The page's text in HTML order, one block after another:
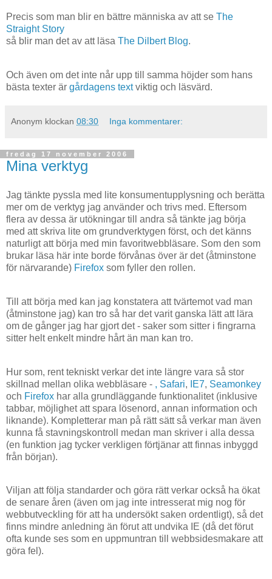
Precis som man blir en bättre människa av att se The
Straight Story
så blir man det av att läsa The Dilbert Blog.
Och även om det inte når upp till samma höjder som hans
bästa texter är gårdagens textviktig och läsvärd.
Anonym klockan 08:30 Inga kommentarer:
fredag 17 november 2006
Mina verktyg
Jag tänkte pyssla med lite konsumentupplysning och berätta
mer om de verktyg jag använder och trivs med. Eftersom
flera av dessa är utökningar till andra så tänkte jag börja
med att skriva lite om grundverktygen först, och det känns
naturligt att börja med min favoritwebbläsare. Som den som
brukar läsa här inte borde förvånas över är det (åtminstone
för närvarande) Firefox som fyller den rollen.
Till att börja med kan jag konstatera att tvärtemot vad man
(åtminstone jag) kan tro så har det varit ganska lätt att lära
om de gånger jag har gjort det - saker som sitter i fingrarna
sitter helt enkelt mindre hårt än man kan tro.
Hur som, rent tekniskt verkar det inte längre vara så stor
skillnad mellan olika webbläsare - , Safari, IE7, Seamonkey
och Firefox har alla grundläggande funktionalitet (inklusive
tabbar, möjlighet att spara lösenord, annan information och
liknande). Kompletterar man på rätt sätt så verkar man även
kunna få stavningskontroll medan man skriver i alla dessa
(en funktion jag tycker verkligen förtjänar att finnas inbyggd
från början).
Viljan att följa standarder och göra rätt verkar också ha ökat
de senare åren (även om jag inte intresserat mig nog för
webbutveckling för att ha undersökt saken ordentligt), så det
finns mindre anledning än förut att undvika IE (då det förut
ofta kunde ses som en uppmuntran till webbsidesmakare att
göra fel).